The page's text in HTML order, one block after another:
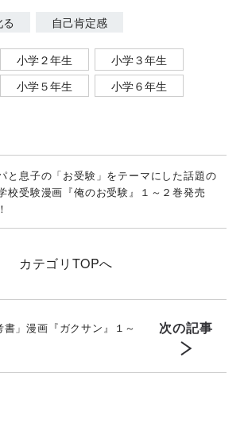
る 自己肯定感
小学２年生
小学３年生
小学５年生
小学６年生
と息子の「お受験」をテーマにした話題の
校受験漫画『俺のお受験』１～２巻発売
カテゴリ TOPへ
」漫画『ガクサン』１～
次の記事